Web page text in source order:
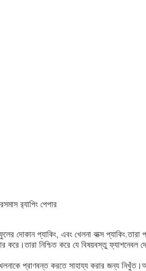
র‍্যাপিং পেপার
দোকান প্যাকিং, এবং খেলনা বাক্স
করে।তারা নিশ্চিত করে যে বিষয়বস্তু
প্রাণবন্ত করতে সাহায্য করার জন্য